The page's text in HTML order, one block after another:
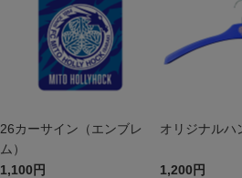
26カーサイン（エンブレ
ム）
1,100円
オリジナルハ
1,200円